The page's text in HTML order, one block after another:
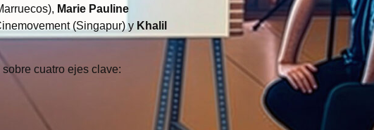
Marie Pauline
(Singapur) y Khalil
cuatro ejes clave: